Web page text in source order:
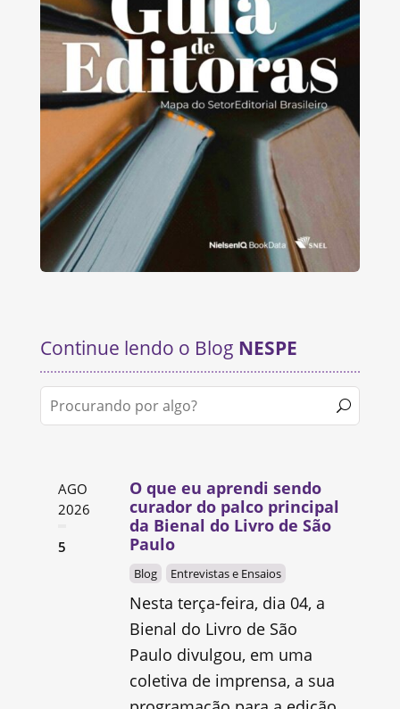
Continue lendo o Blog NESPE
AGO
2026
5
O que eu aprendi sendo
curador do palco principal
da Bienal do Livro de São
Paulo
Blog Entrevistas e Ensaios
Nesta terça-feira, dia 04, a
Bienal do Livro de São
Paulo divulgou, em uma
coletiva de imprensa, a sua